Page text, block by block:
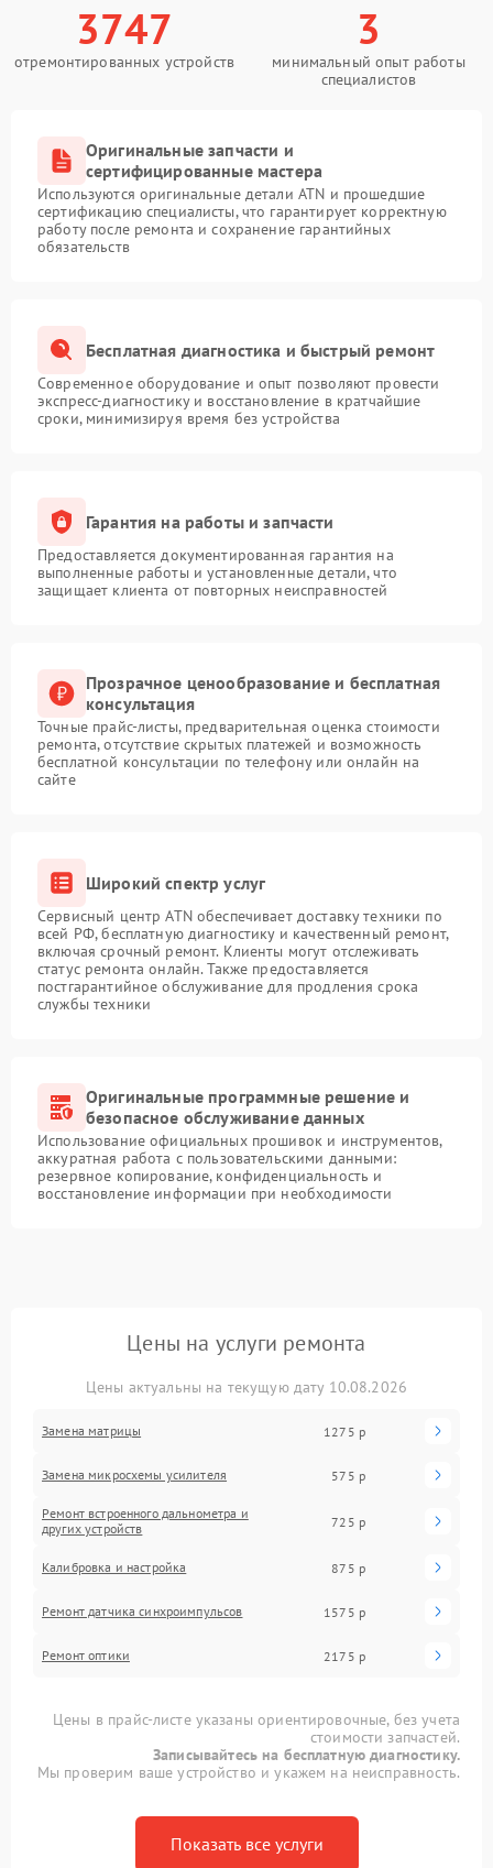
3747
отремонтированных устройств
3
минимальный опыт работы
специалистов
Оригинальные запчасти и
сертифицированные мастера
Используются оригинальные детали ATN и прошедшие
сертификацию специалисты, что гарантирует корректную
работу после ремонта и сохранение гарантийных
обязательств
Бесплатная диагностика и быстрый ремонт
Современное оборудование и опыт позволяют провести
экспресс-диагностику и восстановление в кратчайшие
сроки, минимизируя время без устройства
Гарантия на работы и запчасти
Предоставляется документированная гарантия на
выполненные работы и установленные детали, что
защищает клиента от повторных неисправностей
Прозрачное ценообразование и бесплатная
консультация
Точные прайс-листы, предварительная оценка стоимости
ремонта, отсутствие скрытых платежей и возможность
бесплатной консультации по телефону или онлайн на
сайте
Широкий спектр услуг
Сервисный центр ATN обеспечивает доставку техники по
всей РФ, бесплатную диагностику и качественный ремонт,
включая срочный ремонт. Клиенты могут отслеживать
статус ремонта онлайн. Также предоставляется
постгарантийное обслуживание для продления срока
службы техники
Оригинальные программные решение и
безопасное обслуживание данных
Использование официальных прошивок и инструментов,
аккуратная работа с пользовательскими данными:
резервное копирование, конфиденциальность и
восстановление информации при необходимости
Цены на услуги ремонта
Цены актуальны на текущую дату 10.08.2026
Замена матрицы 1275 р
Замена микросхемы усилителя 575 р
Ремонт встроенного дальнометра и
других устройств
725 р
Калибровка и настройка 875 р
Ремонт датчика синхроимпульсов 1575 р
Ремонт оптики 2175 р
Цены в прайс-листе указаны ориентировочные, без учета
стоимости запчастей.
Записывайтесь на бесплатную диагностику.
Мы проверим ваше устройство и укажем на неисправность.
Показать все услуги